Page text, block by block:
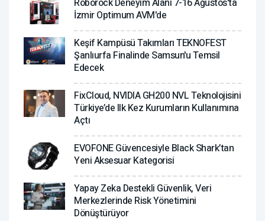
İzmir Optimum AVM'de
Keşif Kampüsü Takımları TEKNOFEST
Şanlıurfa Finalinde Samsun'u Temsil
Edecek
FixCloud, NVIDIA GH200 NVL Teknolojisini
Türkiye’de Ilk Kez Kurumların Kullanımına
Açtı
EVOFONE Güvencesiyle Black Shark’tan
Yeni Aksesuar Kategorisi
Yapay Zeka Destekli Güvenlik, Veri
Merkezlerinde Risk Yönetimini
Dönüştürüyor